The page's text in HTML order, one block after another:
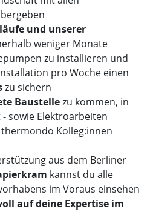
und unserer
weniger Monate
zu installieren und
pro Woche einen
zu sichern
Baustellezu kommen, in
sowie Elektroarbeiten
Kolleg:innen
aus dem Berliner
kannst du alle
im Voraus einsehen
auf deine Expertise im